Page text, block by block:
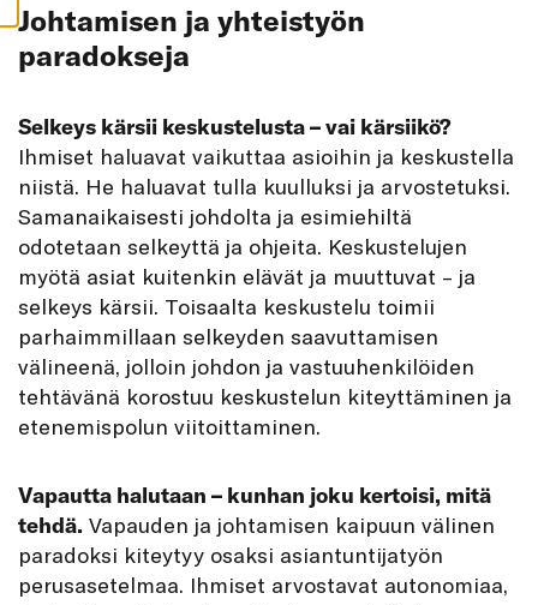
Johtamisen ja yhteistyön
paradokseja
Selkeys kärsii keskustelusta – vai kärsiikö?
Ihmiset haluavat vaikuttaa asioihin ja keskustella
niistä. He haluavat tulla kuulluksi ja arvostetuksi.
Samanaikaisesti johdolta ja esimiehiltä
odotetaan selkeyttä ja ohjeita. Keskustelujen
myötä asiat kuitenkin elävät ja muuttuvat – ja
selkeys kärsii. Toisaalta keskustelu toimii
parhaimmillaan selkeyden saavuttamisen
välineenä, jolloin johdon ja vastuuhenkilöiden
tehtävänä korostuu keskustelun kiteyttäminen ja
etenemispolun viitoittaminen.
Vapautta halutaan – kunhan joku kertoisi, mitä
tehdä. Vapauden ja johtamisen kaipuun välinen
paradoksi kiteytyy osaksi asiantuntijatyön
perusasetelmaa. Ihmiset arvostavat autonomiaa,